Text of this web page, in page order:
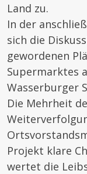
Land zu.
In der
sich die
gewordenen
Supermarktes
Wasserburger
Die Mehrheit
Projekt klare
wertet die